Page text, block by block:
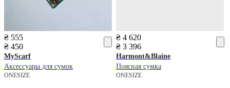
₴ 555
₴ 450
MyScarf
Аксессуары для сумок
ONESIZE
₴ 4 620
₴ 3 396
Harmont&Blaine
Поясная сумка
ONESIZE